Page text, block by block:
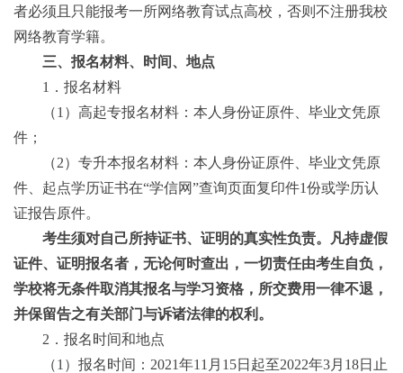
者必须且只能报考一所网络教育试点高校，否则不注册我校
网络教育学籍。
三、报名材料、时间、地点
1 ．报名材料
（1 ）高起专报名材料：本人身份证原件、毕业文凭原
件；
（2）专升本报名材料：本人身份证原件、毕业文凭原
件、 起点学历证书在“学信网”查询页面复印件1份或学历认
证报告原件。
考生须对自己所持证书、证明的真实性负责。凡持虚假
证件、证明报名者，无论何时查出，一切责任由考生自负，
学校将无条件取消其报名与学习资格，所交费用一律不退，
并保留告之有关部门与诉诸法律的权利。
2 ．报名时间和地点
（1 ）报名时间： 2021年11 月 15日起至2022年3月 18日止